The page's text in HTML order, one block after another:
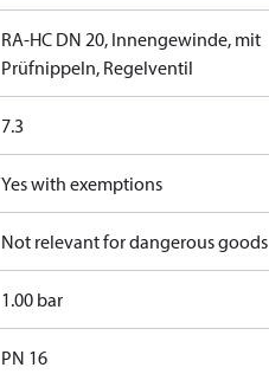
RA-HC DN 20, Innengewinde, mit
Prüfnippeln, Regelventil
7.3
Yes with exemptions
Not relevant for dangerous goods
1.00 bar
PN 16